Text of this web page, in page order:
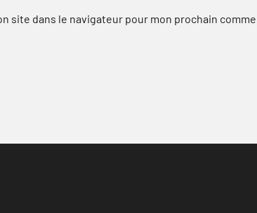
site dans le navigateur pour mon prochain